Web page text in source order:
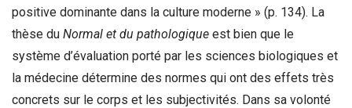
positive dominante dans la culture moderne » (p. 134). La
thèse du Normal et du pathologique est bien que le
système d’évaluation porté par les sciences biologiques et
la médecine détermine des normes qui ont des effets très
concrets sur le corps et les subjectivités. Dans sa volonté